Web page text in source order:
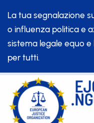
La tua segnalazione
o influenza politica e
sistema legale equo e
per tutti.